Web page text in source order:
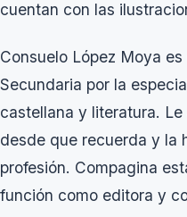
cuentan con las
Consuelo López Moya
Secundaria por la
castellana y literatura.
desde que recuerda y la
profesión. Compagina
función como editora y